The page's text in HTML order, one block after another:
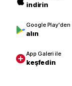
indirin
Google Play'den
alın
App Galeri ile
keşfedin